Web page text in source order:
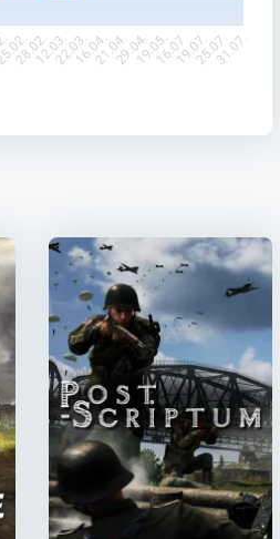
28.02.12.03.22.03.16.04.21.04.29.04.19.05.16.07.19.07.25.07.31.07.